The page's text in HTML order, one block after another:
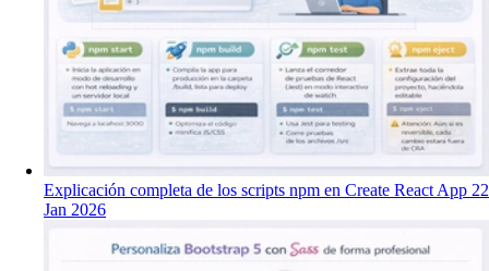
Explicación completa de los scripts npm en Create React App 22
Jan 2026